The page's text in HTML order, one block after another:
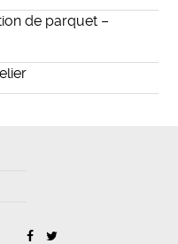
de parquet –